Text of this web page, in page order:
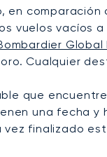
en comparación
vuelos vacíos
Global
Cualquier
que
una fecha y
finalizado